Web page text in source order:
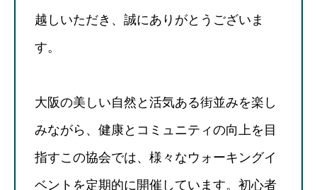
越しいただき、誠にありがとうございま
す。
大阪の美しい自然と活気ある街並みを楽し
みながら、健康とコミュニティの向上を目
指すこの協会では、様々なウォーキングイ
ベントを定期的に開催しています。初心者